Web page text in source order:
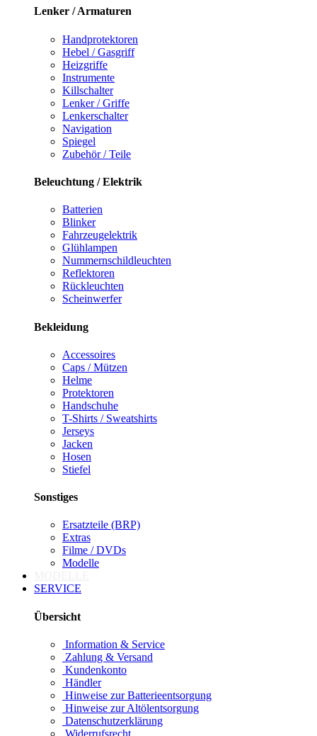
Lenker / Armaturen
Handprotektoren
Hebel / Gasgriff
Heizgriffe
Instrumente
Killschalter
Lenker / Griffe
Lenkerschalter
Navigation
Spiegel
Zubehör / Teile
Beleuchtung / Elektrik
Batterien
Blinker
Fahrzeugelektrik
Glühlampen
Nummernschildleuchten
Reflektoren
Rückleuchten
Scheinwerfer
Bekleidung
Accessoires
Caps / Mützen
Helme
Protektoren
Handschuhe
T-Shirts / Sweatshirts
Jerseys
Jacken
Hosen
Stiefel
Sonstiges
Ersatzteile (BRP)
Extras
Filme / DVDs
Modelle
SERVICE
Übersicht
Information & Service
Zahlung & Versand
Kundenkonto
Händler
Hinweise zur Batterieentsorgung
Hinweise zur Altölentsorgung
Datenschutzerklärung
Widerrufsrecht